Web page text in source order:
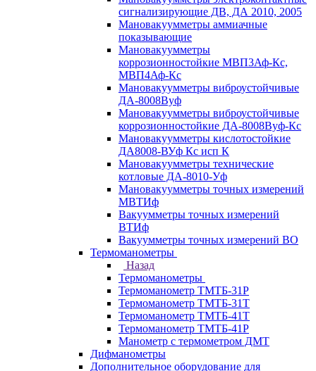
сигнализирующие ДВ, ДА 2010, 2005
Мановакуумметры аммиачные
показывающие
Мановакуумметры
коррозионностойкие МВП3Аф-Кс,
МВП4Аф-Кс
Мановакуумметры виброустойчивые
ДА-8008Вуф
Мановакуумметры виброустойчивые
коррозионностойкие ДА-8008Вуф-Кс
Мановакуумметры кислотостойкие
ДА8008-ВУф Кс исп К
Мановакуумметры технические
котловые ДА-8010-Уф
Мановакуумметры точных измерений
МВТИф
Вакуумметры точных измерений
ВТИф
Вакуумметры точных измерений ВО
Термоманометры
Назад
Термоманометры
Термоманометр ТМТБ-31Р
Термоманометр ТМТБ-31Т
Термоманометр ТМТБ-41Т
Термоманометр ТМТБ-41Р
Манометр с термометром ДМТ
Дифманометры
Дополнительное оборудование для